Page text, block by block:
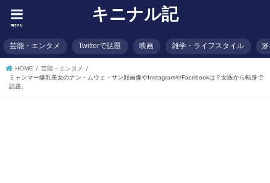
キニナル記
menu
芸能・エンタメ Twitterで話題 映画 雑学・ライフスタイル
HOME
芸能・エンタメ
ミャンマー爆乳美女のナン・ムウェ・サン顔画像やInstagramやFacebookは？女医から転身で
話題。